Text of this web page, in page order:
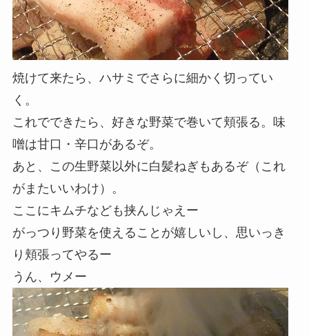
焼けて来たら、ハサミでさらに細かく切ってい
く。
これでできたら、好きな野菜で巻いて頬張る。味
噌は甘口・辛口があるぞ。
あと、この生野菜以外に白髪ねぎもあるぞ（これ
がまたいいわけ）。
ここにキムチなども挟んじゃえー
がっつり野菜を使えることが嬉しいし、思いっき
り頬張ってやるー
うん、ウメー